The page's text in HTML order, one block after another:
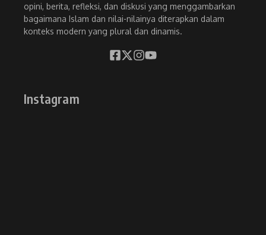
opini, berita, refleksi, dan diskusi yang menggambarkan
bagaimana Islam dan nilai-nilainya diterapkan dalam
konteks modern yang plural dan dinamis.
Instagram